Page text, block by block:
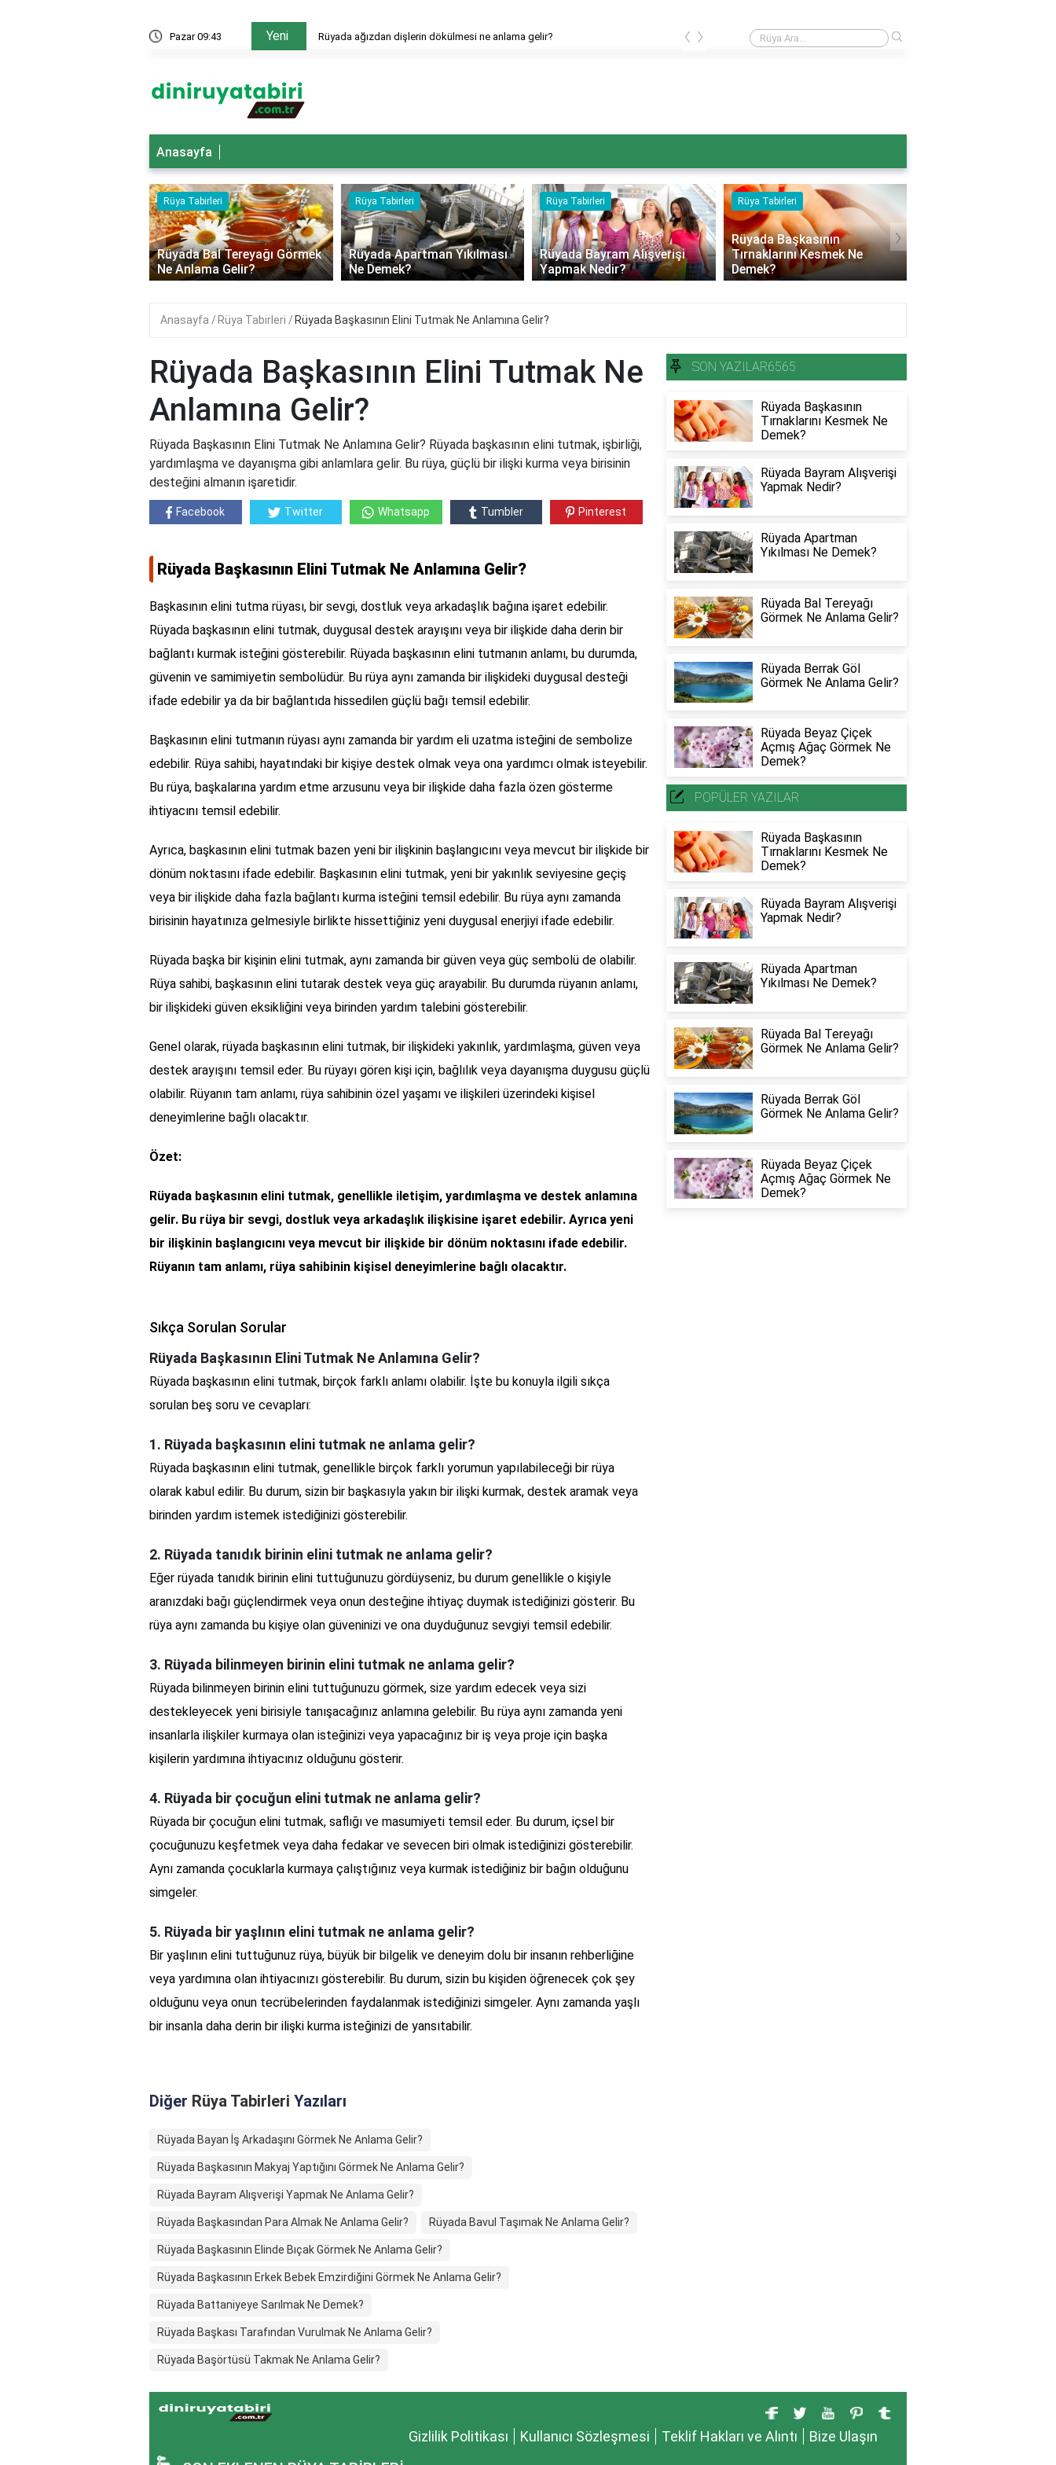
Pazar 09:43 Yeni
olduğunu görmek ne anlama gelir? Rüyada ağızdan dişlerin dökülmesi ne anlama gelir? Rüyada ağaçtan armut toplamak ne anlama gelir?
‹ ›
Anasayfa
Rüya Tabirleri
Rüyada Bal Tereyağı Görmek
Ne Anlama Gelir?
Rüya Tabirleri
Rüyada Apartman Yıkılması
Ne Demek?
Rüya Tabirleri
Rüyada Bayram Alışverişi
Yapmak Nedir?
Rüya Tabirleri
Rüyada Başkasının
Tırnaklarını Kesmek Ne
Demek?
‹ ›
Anasayfa Rüya Tabirleri Rüyada Başkasının Elini Tutmak Ne Anlamına Gelir?
Rüyada Başkasının Elini Tutmak Ne
Anlamına Gelir?
Rüyada Başkasının Elini Tutmak Ne Anlamına Gelir? Rüyada başkasının elini tutmak, işbirliği,
yardımlaşma ve dayanışma gibi anlamlara gelir. Bu rüya, güçlü bir ilişki kurma veya birisinin
desteğini almanın işaretidir.
Facebook Twitter Whatsapp Tumbler Pinterest
Rüyada Başkasının Elini Tutmak Ne Anlamına Gelir?
Başkasının elini tutma rüyası, bir sevgi, dostluk veya arkadaşlık bağına işaret edebilir.
Rüyada başkasının elini tutmak, duygusal destek arayışını veya bir ilişkide daha derin bir
bağlantı kurmak isteğini gösterebilir. Rüyada başkasının elini tutmanın anlamı, bu durumda,
güvenin ve samimiyetin sembolüdür. Bu rüya aynı zamanda bir ilişkideki duygusal desteği
ifade edebilir ya da bir bağlantıda hissedilen güçlü bağı temsil edebilir.
Başkasının elini tutmanın rüyası aynı zamanda bir yardım eli uzatma isteğini de sembolize
edebilir. Rüya sahibi, hayatındaki bir kişiye destek olmak veya ona yardımcı olmak isteyebilir.
Bu rüya, başkalarına yardım etme arzusunu veya bir ilişkide daha fazla özen gösterme
ihtiyacını temsil edebilir.
Ayrıca, başkasının elini tutmak bazen yeni bir ilişkinin başlangıcını veya mevcut bir ilişkide bir
dönüm noktasını ifade edebilir. Başkasının elini tutmak, yeni bir yakınlık seviyesine geçiş
veya bir ilişkide daha fazla bağlantı kurma isteğini temsil edebilir. Bu rüya aynı zamanda
birisinin hayatınıza gelmesiyle birlikte hissettiğiniz yeni duygusal enerjiyi ifade edebilir.
Rüyada başka bir kişinin elini tutmak, aynı zamanda bir güven veya güç sembolü de olabilir.
Rüya sahibi, başkasının elini tutarak destek veya güç arayabilir. Bu durumda rüyanın anlamı,
bir ilişkideki güven eksikliğini veya birinden yardım talebini gösterebilir.
Genel olarak, rüyada başkasının elini tutmak, bir ilişkideki yakınlık, yardımlaşma, güven veya
destek arayışını temsil eder. Bu rüyayı gören kişi için, bağlılık veya dayanışma duygusu güçlü
olabilir. Rüyanın tam anlamı, rüya sahibinin özel yaşamı ve ilişkileri üzerindeki kişisel
deneyimlerine bağlı olacaktır.
Özet:
Rüyada başkasının elini tutmak, genellikle iletişim, yardımlaşma ve destek anlamına
gelir. Bu rüya bir sevgi, dostluk veya arkadaşlık ilişkisine işaret edebilir. Ayrıca yeni
bir ilişkinin başlangıcını veya mevcut bir ilişkide bir dönüm noktasını ifade edebilir.
Rüyanın tam anlamı, rüya sahibinin kişisel deneyimlerine bağlı olacaktır.
Sıkça Sorulan Sorular
Rüyada Başkasının Elini Tutmak Ne Anlamına Gelir?
Rüyada başkasının elini tutmak, birçok farklı anlamı olabilir. İşte bu konuyla ilgili sıkça
sorulan beş soru ve cevapları:
1. Rüyada başkasının elini tutmak ne anlama gelir?
Rüyada başkasının elini tutmak, genellikle birçok farklı yorumun yapılabileceği bir rüya
olarak kabul edilir. Bu durum, sizin bir başkasıyla yakın bir ilişki kurmak, destek aramak veya
birinden yardım istemek istediğinizi gösterebilir.
2. Rüyada tanıdık birinin elini tutmak ne anlama gelir?
Eğer rüyada tanıdık birinin elini tuttuğunuzu gördüyseniz, bu durum genellikle o kişiyle
aranızdaki bağı güçlendirmek veya onun desteğine ihtiyaç duymak istediğinizi gösterir. Bu
rüya aynı zamanda bu kişiye olan güveninizi ve ona duyduğunuz sevgiyi temsil edebilir.
3. Rüyada bilinmeyen birinin elini tutmak ne anlama gelir?
Rüyada bilinmeyen birinin elini tuttuğunuzu görmek, size yardım edecek veya sizi
destekleyecek yeni birisiyle tanışacağınız anlamına gelebilir. Bu rüya aynı zamanda yeni
insanlarla ilişkiler kurmaya olan isteğinizi veya yapacağınız bir iş veya proje için başka
kişilerin yardımına ihtiyacınız olduğunu gösterir.
4. Rüyada bir çocuğun elini tutmak ne anlama gelir?
Rüyada bir çocuğun elini tutmak, saflığı ve masumiyeti temsil eder. Bu durum, içsel bir
çocuğunuzu keşfetmek veya daha fedakar ve sevecen biri olmak istediğinizi gösterebilir.
Aynı zamanda çocuklarla kurmaya çalıştığınız veya kurmak istediğiniz bir bağın olduğunu
simgeler.
5. Rüyada bir yaşlının elini tutmak ne anlama gelir?
Bir yaşlının elini tuttuğunuz rüya, büyük bir bilgelik ve deneyim dolu bir insanın rehberliğine
veya yardımına olan ihtiyacınızı gösterebilir. Bu durum, sizin bu kişiden öğrenecek çok şey
olduğunu veya onun tecrübelerinden faydalanmak istediğinizi simgeler. Aynı zamanda yaşlı
bir insanla daha derin bir ilişki kurma isteğinizi de yansıtabilir.
Diğer Rüya Tabirleri Yazıları
Rüyada Bayan İş Arkadaşını Görmek Ne Anlama Gelir?
Rüyada Başkasının Makyaj Yaptığını Görmek Ne Anlama Gelir?
Rüyada Bayram Alışverişi Yapmak Ne Anlama Gelir?
Rüyada Başkasından Para Almak Ne Anlama Gelir? Rüyada Bavul Taşımak Ne Anlama Gelir?
Rüyada Başkasının Elinde Bıçak Görmek Ne Anlama Gelir?
Rüyada Başkasının Erkek Bebek Emzirdiğini Görmek Ne Anlama Gelir?
Rüyada Battaniyeye Sarılmak Ne Demek?
Rüyada Başkası Tarafından Vurulmak Ne Anlama Gelir?
Rüyada Başörtüsü Takmak Ne Anlama Gelir?
SON YAZILAR6565
Rüyada Başkasının
Tırnaklarını Kesmek Ne
Demek?
Rüyada Bayram Alışverişi
Yapmak Nedir?
Rüyada Apartman
Yıkılması Ne Demek?
Rüyada Bal Tereyağı
Görmek Ne Anlama Gelir?
Rüyada Berrak Göl
Görmek Ne Anlama Gelir?
Rüyada Beyaz Çiçek
Açmış Ağaç Görmek Ne
Demek?
POPÜLER YAZILAR
Rüyada Başkasının
Tırnaklarını Kesmek Ne
Demek?
Rüyada Bayram Alışverişi
Yapmak Nedir?
Rüyada Apartman
Yıkılması Ne Demek?
Rüyada Bal Tereyağı
Görmek Ne Anlama Gelir?
Rüyada Berrak Göl
Görmek Ne Anlama Gelir?
Rüyada Beyaz Çiçek
Açmış Ağaç Görmek Ne
Demek?
Gizlilik Politikası Kullanıcı Sözleşmesi Teklif Hakları ve Alıntı Bize Ulaşın